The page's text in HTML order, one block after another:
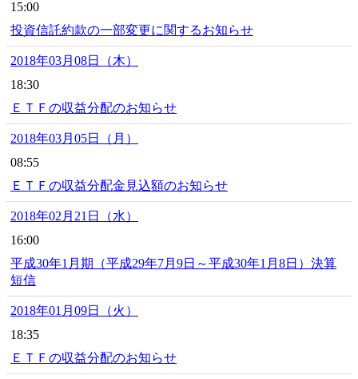
15:00
投資信託約款の一部変更に関するお知らせ
2018年03月08日（木）
18:30
ＥＴＦの収益分配のお知らせ
2018年03月05日（月）
08:55
ＥＴＦの収益分配金見込額のお知らせ
2018年02月21日（水）
16:00
平成30年1月期（平成29年7月9日～平成30年1月8日）決算
短信
2018年01月09日（火）
18:35
ＥＴＦの収益分配のお知らせ